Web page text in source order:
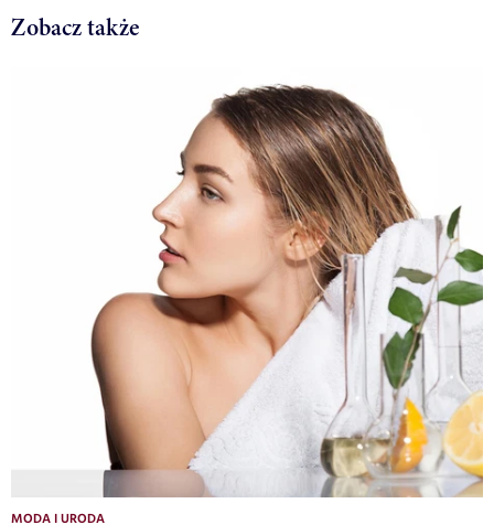
Zobacz także
MODA I URODA